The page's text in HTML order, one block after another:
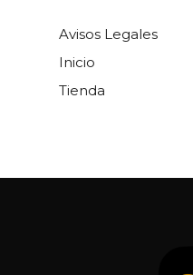
Avisos Legales
Inicio
Tienda